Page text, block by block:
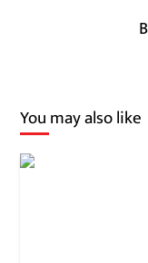
You may also like